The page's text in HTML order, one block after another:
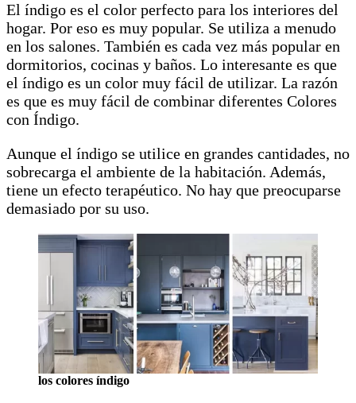
El índigo es el color perfecto para los interiores del
hogar. Por eso es muy popular. Se utiliza a menudo
en los salones. También es cada vez más popular en
dormitorios, cocinas y baños. Lo interesante es que
el índigo es un color muy fácil de utilizar. La razón
es que es muy fácil de combinar diferentes Colores
con Índigo.
Aunque el índigo se utilice en grandes cantidades, no
sobrecarga el ambiente de la habitación. Además,
tiene un efecto terapéutico. No hay que preocuparse
demasiado por su uso.
los colores índigo